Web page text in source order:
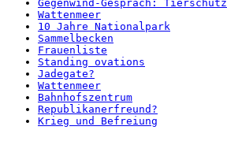
Gegenwind-Gespräch: Tierschutz
Wattenmeer
10 Jahre Nationalpark
Sammelbecken
Frauenliste
Standing ovations
Jadegate?
Wattenmeer
Bahnhofszentrum
Republikanerfreund?
Krieg und Befreiung